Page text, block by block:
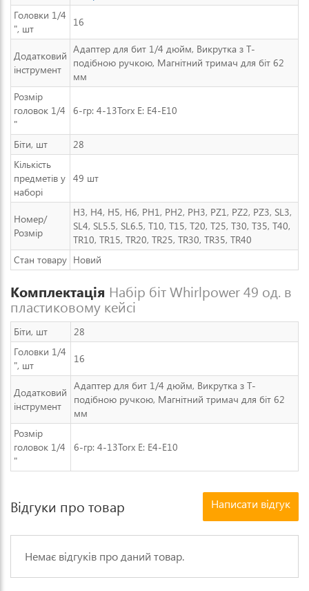
Головки 1/4
", шт
16
Додатковий
інструмент
Адаптер для бит 1/4 дюйм, Викрутка з Т-
подібною ручкою, Магнітний тримач для біт 62
мм
Розмір
головок 1/4
"
6-гр: 4-13Torx E: E4-E10
Біти, шт
28
Кількість
предметів у
наборі
49 шт
Номер/
Розмір
H3, H4, H5, H6, PH1, PH2, PH3, PZ1, PZ2, PZ3, SL3,
SL4, SL5.5, SL6.5, T10, T15, T20, T25, T30, T35, T40,
TR10, TR15, TR20, TR25, TR30, TR35, TR40
Стан товару Новий
Комплектація Набір біт Whirlpower 49 од. в
пластиковому кейсі
Біти, шт
28
Головки 1/4
", шт
16
Додатковий
інструмент
Адаптер для бит 1/4 дюйм, Викрутка з Т-
подібною ручкою, Магнітний тримач для біт 62
мм
Розмір
головок 1/4
"
6-гр: 4-13Torx E: E4-E10
Відгуки про товар Написати відгук
Немає відгуків про даний товар.